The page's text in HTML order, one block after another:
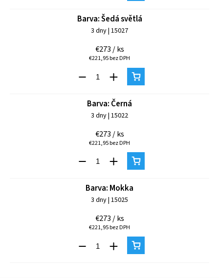
Barva: Šedá světlá
3 dny| 15027
€273 / ks
€221,95 bez DPH
Barva: Černá
3 dny| 15022
€273 / ks
€221,95 bez DPH
Barva: Mokka
3 dny| 15025
€273 / ks
€221,95 bez DPH